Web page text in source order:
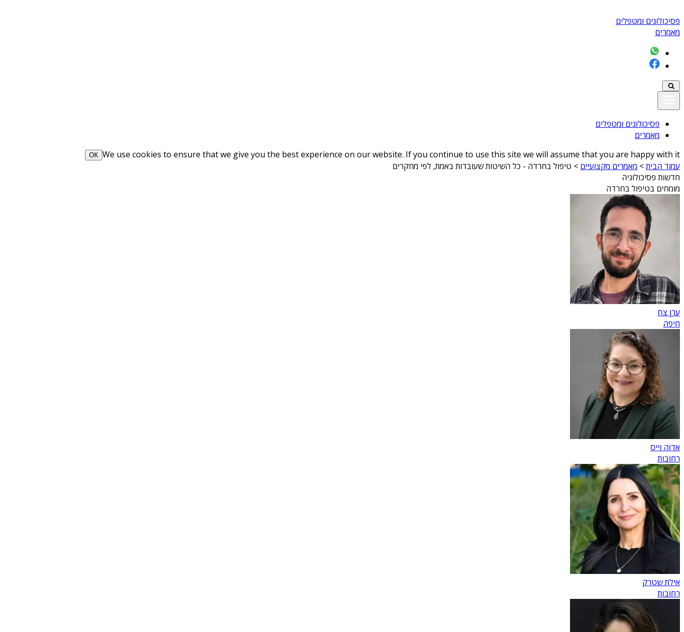
פסיכולוגים ומטפלים
מאמרים
פסיכולוגים ומטפלים
מאמרים
We use cookies to ensure that we give you the best experience on our website. If you continue to use this site we will assume that you are happy with it
ОК
עמוד הבית> מאמרים מקצועיים > טיפול בחרדה - כל השיטות שעובדות באמת, לפי מחקרים
חדשות פסיכולוגיה
מומחים בטיפול בחרדה
ערן צח
חיפה
אדוה וייס
רחובות
אילת שטרק
רחובות